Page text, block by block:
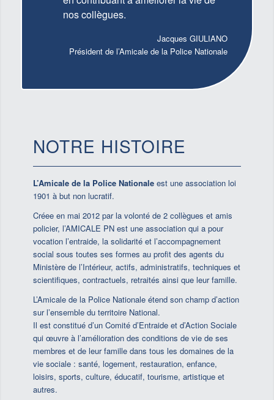
nos collègues.
Jacques GIULIANO
Président de l’Amicale de la Police Nationale
NOTRE HISTOIRE
L’Amicale de la Police Nationaleest une association loi
1901 à but non lucratif.
Créee en mai 2012 par la volonté de 2 collègues et amis
policier, l’AMICALE PN est une association qui a pour
vocation l’entraide, la solidarité et l’accompagnement
social sous toutes ses formes au profit des agents du
Ministère de l’Intérieur, actifs, administratifs, techniques et
scientifiques, contractuels, retraités ainsi que leur famille.
L’Amicale de la Police Nationale étend son champ d’action
sur l’ensemble du territoire National.
Il est constitué d’un Comité d’Entraide et d’Action Sociale
qui œuvre à l’amélioration des conditions de vie de ses
membres et de leur famille dans tous les domaines de la
vie sociale : santé, logement, restauration, enfance,
loisirs, sports, culture, éducatif, tourisme, artistique et
autres.